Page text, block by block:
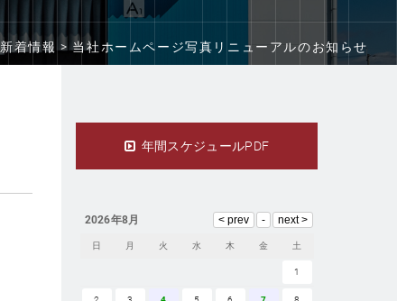
新着情報 >当社ホームページ写真リニューアルのお知らせ
年間スケジュールPDF
2026年8月
日 月 火 水 木 金 土
1